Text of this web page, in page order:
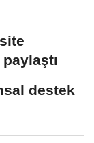
destek